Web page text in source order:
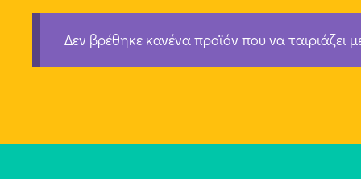
Δεν βρέθηκε κανένα προϊόν που να ταιριάζει